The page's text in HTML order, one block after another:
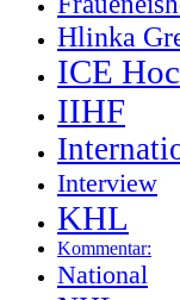
Hlinka
ICE
IIHF
Interview
KHL
Kommentar:
National